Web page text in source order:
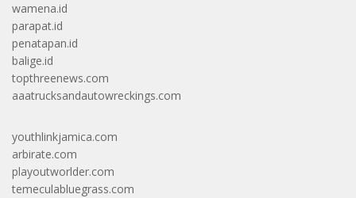
wamena.id
parapat.id
penatapan.id
balige.id
topthreenews.com
aaatrucksandautowreckings.com
youthlinkjamica.com
arbirate.com
playoutworlder.com
temeculabluegrass.com